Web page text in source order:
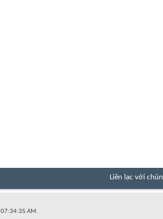
Liên lạc với
07:34:35 AM.